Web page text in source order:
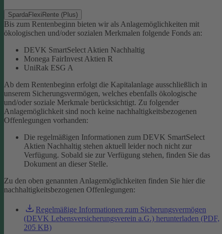
SpardaFlexiRente (Plus)
Bis zum Rentenbeginn bieten wir als Anlagemöglichkeiten mit
ökologischen und/oder sozialen Merkmalen folgende Fonds an:
DEVK SmartSelect Aktien Nachhaltig
Monega FairInvest Aktien R
UniRak ESG A
Ab dem Rentenbeginn erfolgt die Kapitalanlage ausschließlich in
unserem Sicherungsvermögen, welches ebenfalls ökologische
und/oder soziale Merkmale berücksichtigt. Zu folgender
Anlagemöglichkeit sind noch keine nachhaltigkeitsbezogenen
Offenlegungen vorhanden:
Die regelmäßigen Informationen zum DEVK SmartSelect
Aktien Nachhaltig stehen aktuell leider noch nicht zur
Verfügung. Sobald sie zur Verfügung stehen, finden Sie das
Dokument an dieser Stelle.
Zu den oben genannten Anlagemöglichkeiten finden Sie hier die
nachhaltigkeitsbezogenen Offenlegungen:
Regelmäßige Informationen zum Sicherungsvermögen
(DEVK Lebensversicherungsverein a.G.) herunterladen (PDF,
205 KB)